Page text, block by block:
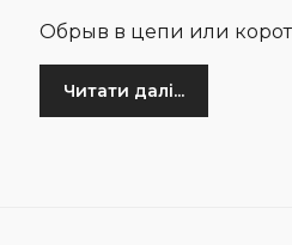
Обрыв в цепи или
Читати далі...